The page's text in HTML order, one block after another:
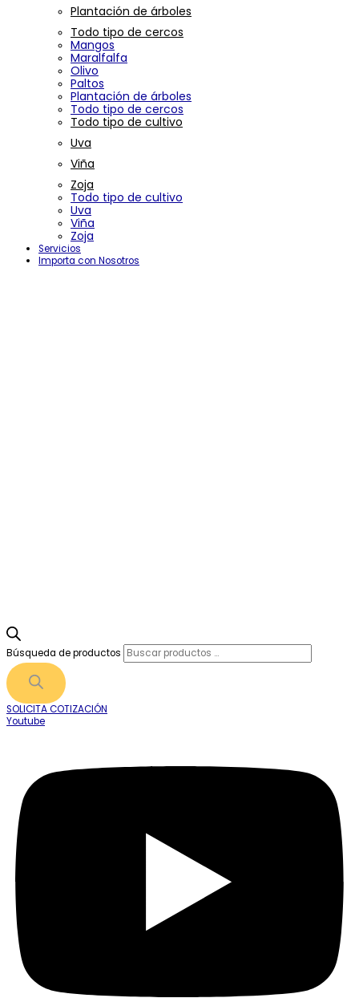
Plantación de árboles
Todo tipo de cercos
Mangos
Maralfalfa
Olivo
Paltos
Plantación de árboles
Todo tipo de cercos
Todo tipo de cultivo
Uva
Viña
Zoja
Todo tipo de cultivo
Uva
Viña
Zoja
Servicios
Importa con Nosotros
Búsqueda de productos
SOLICITA COTIZACIÓN
Youtube